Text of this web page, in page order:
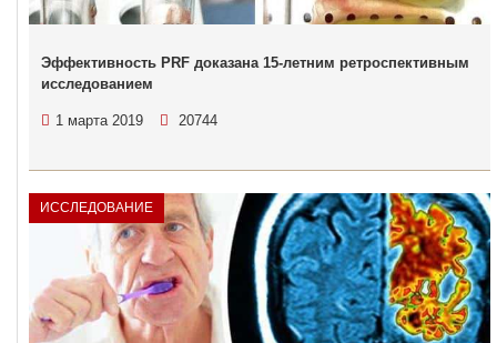
Эффективность PRF доказана 15-летним ретроспективным
исследованием
1 марта 2019 20744
ИССЛЕДОВАНИЕ